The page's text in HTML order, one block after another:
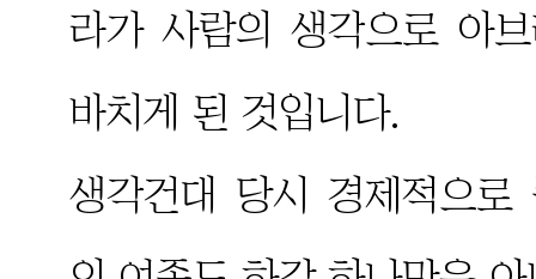
라가 사람의 생각으로 아
바치게 된 것입니다.
생각건대 당시 경제적으로